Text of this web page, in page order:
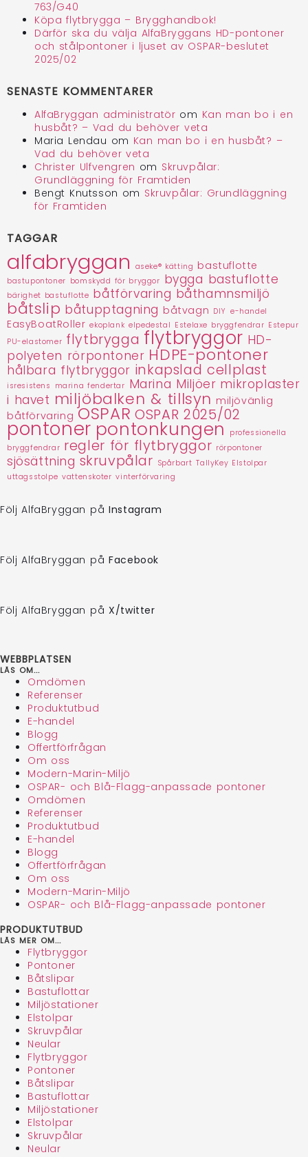
763/G40
Köpa flytbrygga – Brygghandbok!
Därför ska du välja AlfaBryggans HD-pontoner
och stålpontoner i ljuset av OSPAR-beslutet
2025/02
SENASTE KOMMENTARER
AlfaBryggan administratör om Kan man bo i en
husbåt? – Vad du behöver veta
Maria Lendau om Kan man bo i en husbåt? –
Vad du behöver veta
Christer Ulfvengren om Skruvpålar:
Grundläggning för Framtiden
Bengt Knutsson om Skruvpålar: Grundläggning
för Framtiden
TAGGAR
alfabryggan aseke® kätting bastuflotte
bastupontoner bomskydd för bryggor bygga bastuflotte
bärighet bastuflotte båtförvaring båthamnsmiljö
båtslip båtupptagning båtvagn DIY e-handel
EasyBoatRoller ekoplank elpedestal Estelaxe bryggfendrar Estepur
PU-elastomer flytbrygga flytbryggor HD-
polyeten rörpontoner HDPE-pontoner
hålbara flytbryggor inkapslad cellplast
isresistens marina fendertar Marina Miljöer mikroplaster
i havet miljöbalken & tillsyn miljövänlig
båtförvaring OSPAR OSPAR 2025/02
pontoner pontonkungen
professionella
bryggfendrar regler för flytbryggor rörpontoner
sjösättning skruvpålar Spårbart TallyKey Elstolpar
uttagsstolpe vattenskoter vinterförvaring
Följ AlfaBryggan på Instagram
Följ AlfaBryggan på Facebook
Följ AlfaBryggan på X/twitter
WEBBPLATSEN
LÄS OM...
Omdömen
Referenser
Produktutbud
E-handel
Blogg
Offertförfrågan
Om oss
Modern-Marin-Miljö
OSPAR- och Blå-Flagg-anpassade pontoner
Omdömen
Referenser
Produktutbud
E-handel
Blogg
Offertförfrågan
Om oss
Modern-Marin-Miljö
OSPAR- och Blå-Flagg-anpassade pontoner
PRODUKTUTBUD
LÄS MER OM...
Flytbryggor
Pontoner
Båtslipar
Bastuflottar
Miljöstationer
Elstolpar
Skruvpålar
Neular
Flytbryggor
Pontoner
Båtslipar
Bastuflottar
Miljöstationer
Elstolpar
Skruvpålar
Neular